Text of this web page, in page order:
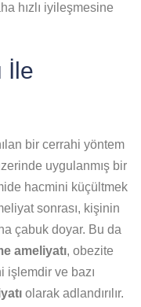
hızlı iyileşmesine
İle
bir cerrahi yöntem
uygulanmış bir
hacmini küçültmek
sonrası, kişinin
çabuk doyar. Bu da
ameliyatı, obezite
işlemdir ve bazı
olarak adlandırılır.